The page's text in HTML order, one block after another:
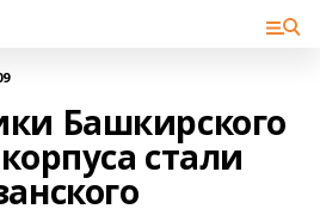
Башкирского
стали